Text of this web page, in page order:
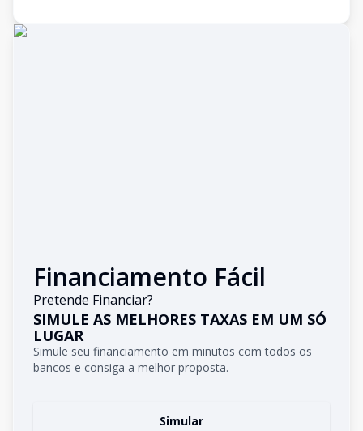
Financiamento Fácil
Pretende Financiar?
SIMULE AS MELHORES TAXAS EM UM SÓ
LUGAR
Simule seu financiamento em minutos com todos os
bancos e consiga a melhor proposta.
Simular